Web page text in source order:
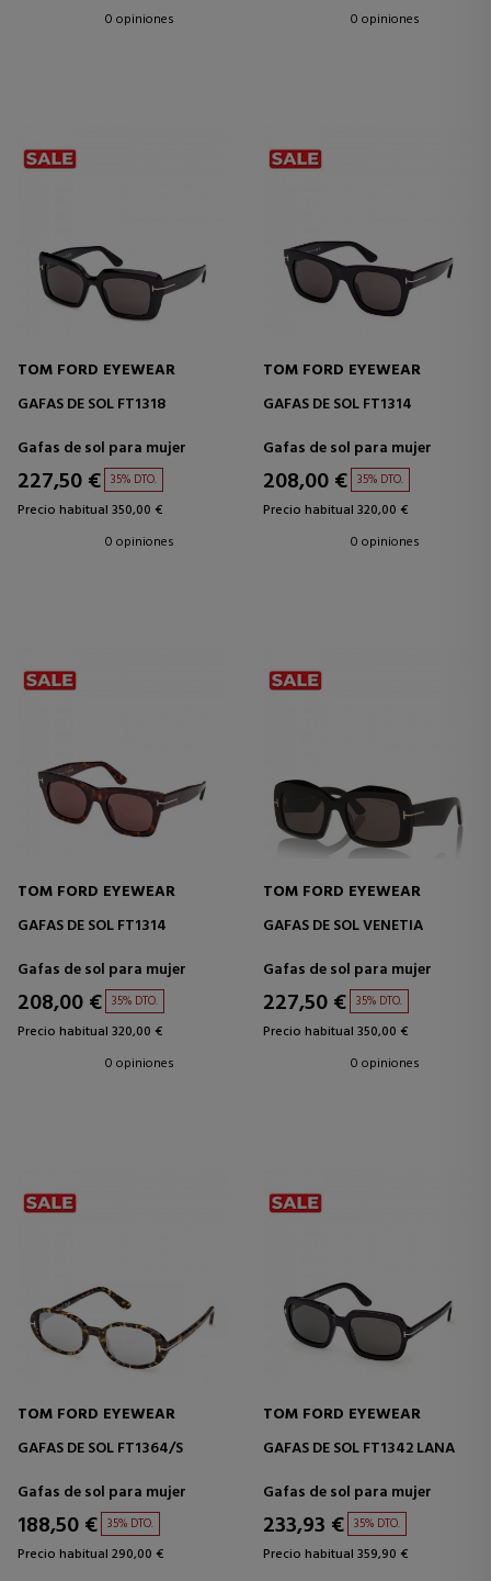
0 opiniones
0 opiniones
TOM FORD EYEWEAR
GAFAS DE SOL FT1318
Gafas de sol para mujer
227,50 € 35% DTO.
Precio habitual 350,00 €
0 opiniones
TOM FORD EYEWEAR
GAFAS DE SOL FT1314
Gafas de sol para mujer
208,00 € 35% DTO.
Precio habitual 320,00 €
0 opiniones
TOM FORD EYEWEAR
GAFAS DE SOL FT1314
Gafas de sol para mujer
208,00 € 35% DTO.
Precio habitual 320,00 €
0 opiniones
TOM FORD EYEWEAR
GAFAS DE SOL VENETIA
Gafas de sol para mujer
227,50 € 35% DTO.
Precio habitual 350,00 €
0 opiniones
TOM FORD EYEWEAR
GAFAS DE SOL FT1364/S
Gafas de sol para mujer
188,50 € 35% DTO.
Precio habitual 290,00 €
TOM FORD EYEWEAR
GAFAS DE SOL FT1342 LANA
Gafas de sol para mujer
233,93 € 35% DTO.
Precio habitual 359,90 €